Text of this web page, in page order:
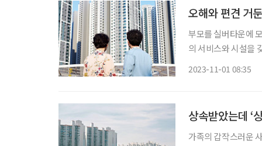
오해와 편견 거
부모를 실버타운에
의 서비스와 시설을
2023-11-01 08:35
상속받았는데 ‘
가족의 갑작스러운